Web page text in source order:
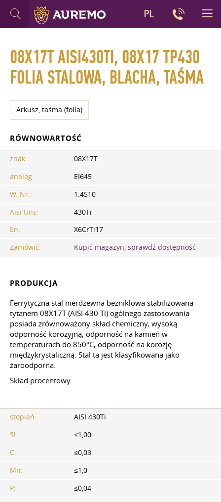
08X17T AISI430TI, 08X17 TP430
FOLIA STALOWA, BLACHA, TAŚMA
Arkusz, taśma (folia)
RÓWNOWARTOŚĆ
znak:
08Х17Т
analog:
EI645
W. Nr.:
1.4510
Aisi Uns:
430Ti
En:
X6CrTi17
Zamówić:
Kupić magazyn, sprawdź dostępność
PRODUKCJA
Ferrytyczna stal nierdzewna bezniklowa stabilizowana
tytanem 08X17T (AISI 430 Ti) ogólnego zastosowania
posiada zrównoważony skład chemiczny, wysoką
odporność korozyjną, odporność na kamień w
temperaturach do 850°C, odporność na korozję
międzykrystaliczną. Stal ta jest klasyfikowana jako
żaroodporna.
Skład procentowy
stopień:
AISI 430Ti
Si:
≤1,00
C:
≤0,03
Mn:
≤1,0
P:
≤0,04
PL